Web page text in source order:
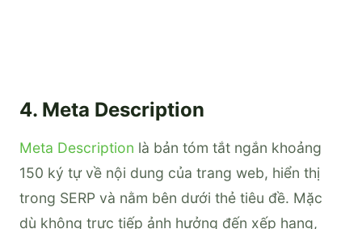
4. Meta Description
Meta Description là bản tóm tắt ngắn khoảng
150 ký tự về nội dung của trang web, hiển thị
trong SERP và nằm bên dưới thẻ tiêu đề. Mặc
dù không trực tiếp ảnh hưởng đến xếp hạng,